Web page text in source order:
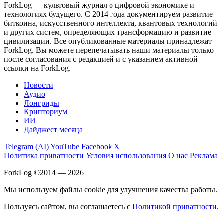
ForkLog — культовый журнал о цифровой экономике и
технологиях будущего. С 2014 года документируем развитие
биткоина, искусственного интеллекта, квантовых технологий
и других систем, определяющих трансформацию и развитие
цивилизации. Все опубликованные материалы принадлежат
ForkLog. Вы можете перепечатывать наши материалы только
после согласования с редакцией и с указанием активной
ссылки на ForkLog.
Новости
Аудио
Лонгриды
Крипториум
ИИ
Дайджест месяца
Telegram (AI)YouTube Facebook X
Политика приватности Условия использования О нас Реклама
ForkLog ©2014 — 2026
Мы используем файлы cookie для улучшения качества работы.
Пользуясь сайтом, вы соглашаетесь с Политикой приватности.